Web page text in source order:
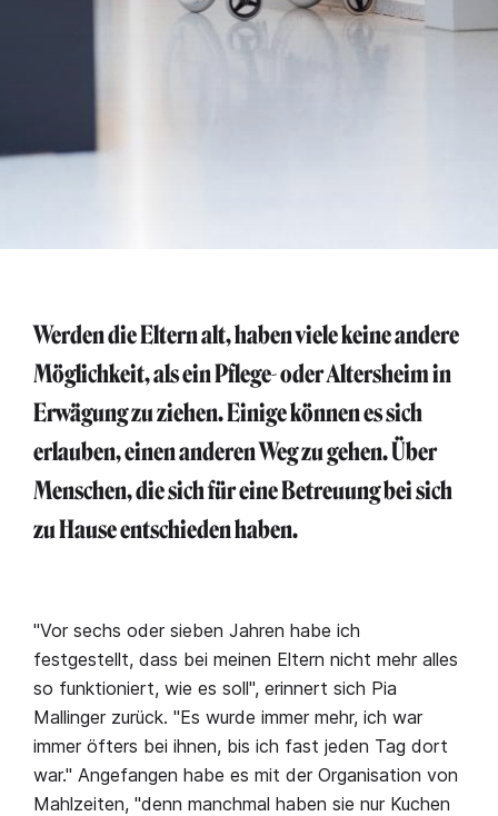
Werden die Eltern alt, haben viele keine andere
Möglichkeit, als ein Pflege- oder Altersheim in
Erwägung zu ziehen. Einige können es sich
erlauben, einen anderen Weg zu gehen. Über
Menschen, die sich für eine Betreuung bei sich
zu Hause entschieden haben.
"Vor sechs oder sieben Jahren habe ich
festgestellt, dass bei meinen Eltern nicht mehr alles
so funktioniert, wie es soll", erinnert sich Pia
Mallinger zurück. "Es wurde immer mehr, ich war
immer öfters bei ihnen, bis ich fast jeden Tag dort
war." Angefangen habe es mit der Organisation von
Mahlzeiten, "denn manchmal haben sie nur Kuchen